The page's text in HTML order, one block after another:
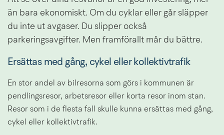
än bara ekonomiskt. Om du cyklar eller går släpper
du inte ut avgaser. Du slipper också
parkeringsavgifter. Men framförallt mår du bättre.
Ersättas med gång, cykel eller kollektivtrafik
En stor andel av bilresorna som görs i kommunen är
pendlingsresor, arbetsresor eller korta resor inom stan.
Resor som i de flesta fall skulle kunna ersättas med gång,
cykel eller kollektivtrafik.